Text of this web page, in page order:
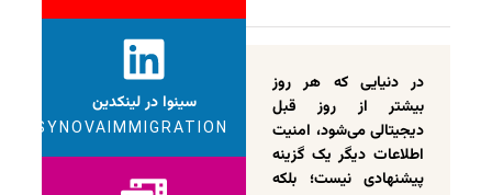
در دنیایی که هر روز
بیشتر از روز قبل
دیجیتالی‌ می‌شود، امنیت
اطلاعات دیگر یک گزینه
پیشنهادی نیست؛ بلکه
سینوا در لینکدین
SYNOVAIMMIGRATION